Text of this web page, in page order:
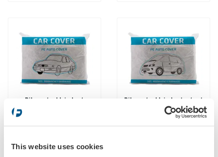
This website uses cookies
Bilovertrekk i plast Bilovertrekk i plast, stort
Art.nr: 30291